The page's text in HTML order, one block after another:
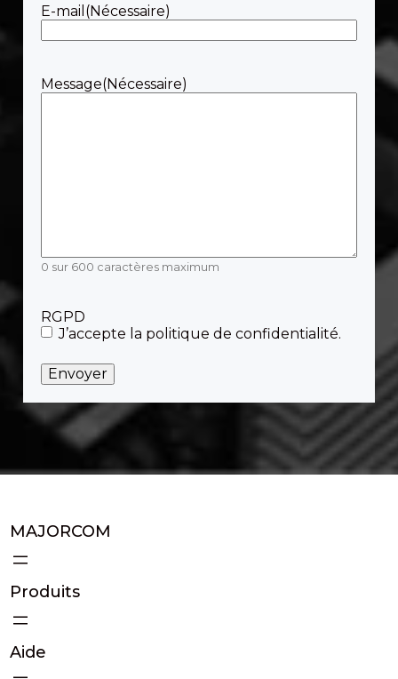
E-mail (Nécessaire)
Message(Nécessaire)
0 sur 600 caractères maximum
RGPD
J’accepte la politique de confidentialité.
MAJORCOM
Produits
Aide